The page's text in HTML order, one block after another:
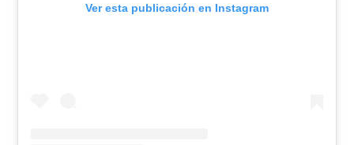
Ver esta publicación en Instagram